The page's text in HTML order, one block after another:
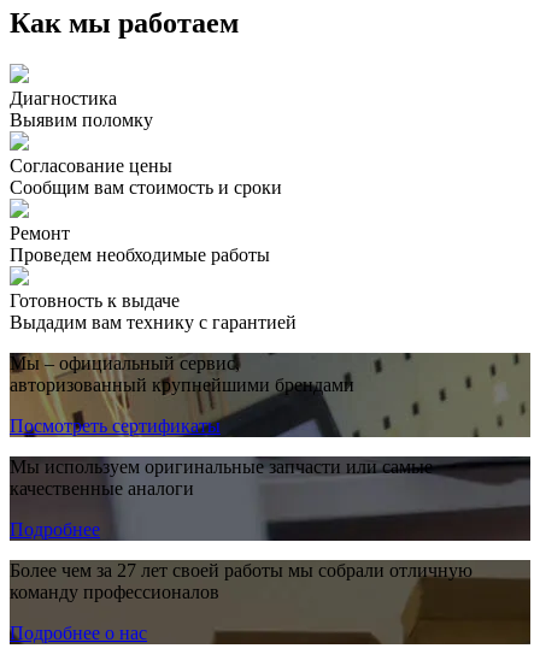
Как мы работаем
Диагностика
Выявим поломку
Согласование цены
Сообщим вам стоимость и сроки
Ремонт
Проведем необходимые работы
Готовность к выдаче
Выдадим вам технику с гарантией
Мы – официальный сервис,
авторизованный крупнейшими брендами
Посмотреть сертификаты
Мы используем оригинальные запчасти или самые
качественные аналоги
Подробнее
Более чем за 27 лет своей работы мы собрали отличную
команду профессионалов
Подробнее о нас